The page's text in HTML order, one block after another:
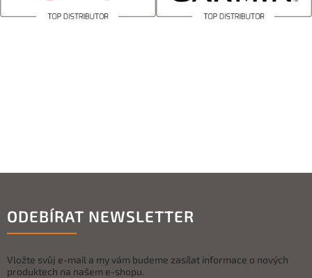
ODEBÍRAT NEWSLETTER
Vložte svůj e-mail a my vám budeme zasílat informace o nových
produktech na našem e-shopu.